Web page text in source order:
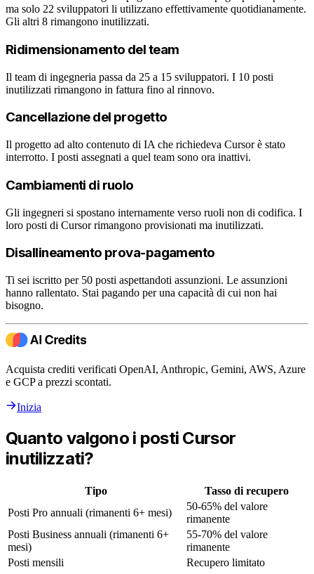
ma solo 22 sviluppatori li utilizzano effettivamente quotidianamente.
Gli altri 8 rimangono inutilizzati.
Ridimensionamento del team
Il team di ingegneria passa da 25 a 15 sviluppatori. I 10 posti
inutilizzati rimangono in fattura fino al rinnovo.
Cancellazione del progetto
Il progetto ad alto contenuto di IA che richiedeva Cursor è stato
interrotto. I posti assegnati a quel team sono ora inattivi.
Cambiamenti di ruolo
Gli ingegneri si spostano internamente verso ruoli non di codifica. I
loro posti di Cursor rimangono provisionati ma inutilizzati.
Disallineamento prova-pagamento
Ti sei iscritto per 50 posti aspettandoti assunzioni. Le assunzioni
hanno rallentato. Stai pagando per una capacità di cui non hai
bisogno.
Acquista crediti verificati OpenAI, Anthropic, Gemini, AWS, Azure
e GCP a prezzi scontati.
Inizia
Quanto valgono i posti Cursor
inutilizzati?
Tipo
Tasso di recupero
Posti Pro annuali (rimanenti 6+ mesi)
50-65% del valore
rimanente
Posti Business annuali (rimanenti 6+
mesi)
55-70% del valore
rimanente
Posti mensili
Recupero limitato